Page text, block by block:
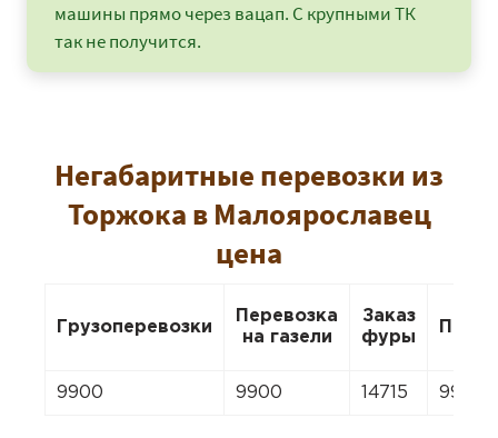
машины прямо через вацап. С крупными ТК
так не получится.
Негабаритные перевозки из
Торжока в Малоярославец
цена
Грузоперевозки
Перевозка
на газели
Заказ
фуры
9900 9900 14715 9900